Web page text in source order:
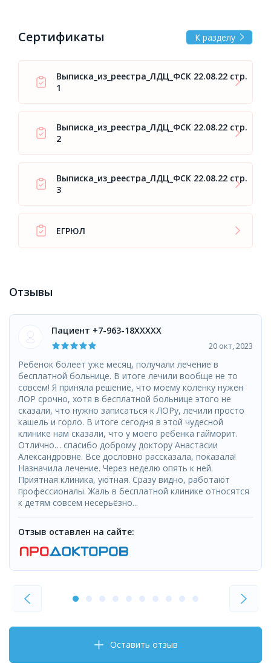
Сертификаты К разделу
Выписка_из_реестра_ЛДЦ_ФСК 22.08.22 стр.
1
Выписка_из_реестра_ЛДЦ_ФСК 22.08.22 стр.
2
Выписка_из_реестра_ЛДЦ_ФСК 22.08.22 стр.
3
ЕГРЮЛ
Отзывы
Пациент +7-963-18XXXXX
20 окт, 2023
Ребенок болеет уже месяц, получали лечение в
бесплатной больнице. В итоге лечили вообще не то
совсем! Я приняла решение, что моему коленку нужен
ЛОР срочно, хотя в бесплатной больнице этого не
сказали, что нужно записаться к ЛОРу, лечили просто
кашель и горло. В итоге сегодня в этой чудесной
клинике нам сказали, что у моего ребенка гайморит.
Отлично… спасибо доброму доктору Анастасии
Александровне. Все дословно рассказала, показала!
Назначила лечение. Через неделю опять к ней.
Приятная клиника, уютная. Сразу видно, работают
профессионалы. Жаль в бесплатной клинике относятся
к детям совсем несерьёзно...
Отзыв оставлен на сайте:
Оставить отзыв